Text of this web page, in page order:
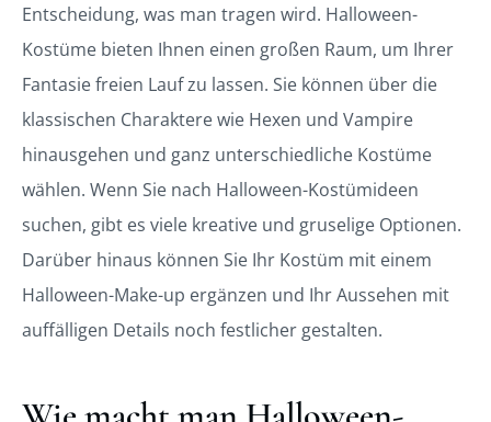
Entscheidung, was man tragen wird. Halloween-
Kostüme bieten Ihnen einen großen Raum, um Ihrer
Fantasie freien Lauf zu lassen. Sie können über die
klassischen Charaktere wie Hexen und Vampire
hinausgehen und ganz unterschiedliche Kostüme
wählen. Wenn Sie nach Halloween-Kostümideen
suchen, gibt es viele kreative und gruselige Optionen.
Darüber hinaus können Sie Ihr Kostüm mit einem
Halloween-Make-up ergänzen und Ihr Aussehen mit
auffälligen Details noch festlicher gestalten.